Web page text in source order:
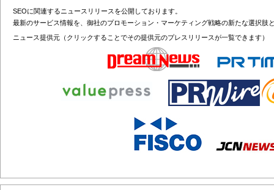
SEOに関連するニュースリリースを公開しております。
最新のサービス情報を、御社のプロモーション・マーケティング戦略の新たな選択肢
ニュース提供元（クリックすることでその提供元のプレスリリースが一覧できます）